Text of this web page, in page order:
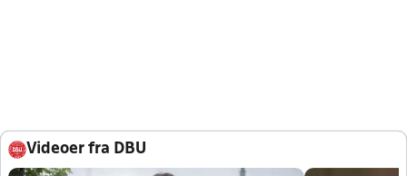
Videoer fra DBU